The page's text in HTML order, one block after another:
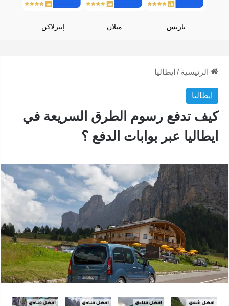
باريس ميلان إنترلاكن
الرئيسية / ايطاليا
ايطاليا
كيف تدفع رسوم الطرق السريعة في
ايطاليا عبر بوابات الدفع ؟